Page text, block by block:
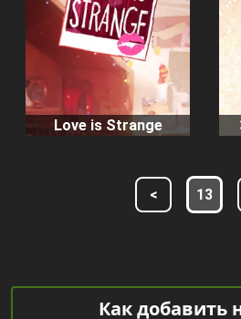
Love is Strange
< 13
Как добавить